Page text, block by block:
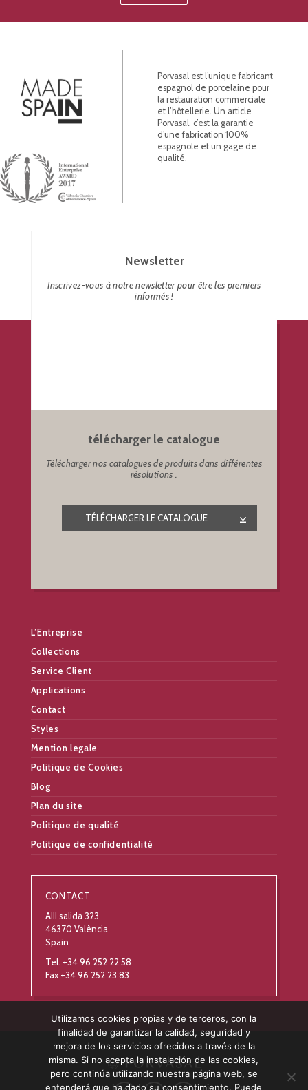
Porvasal est l’unique fabricant
espagnol de porcelaine pour
la restauration commerciale
et l’hôtellerie. Un article
Porvasal, c’est la garantie
d’une fabrication 100%
espagnole et un gage de
qualité.
Newsletter
Inscrivez-vous à notre newsletter pour être les premiers
informés !
télécharger le catalogue
Télécharger nos catalogues de produits dans différentes
résolutions .
TÉLÉCHARGER LE CATALOGUE
L’Entreprise
Collections
Service Client
Applications
Contact
Styles
Mention legale
Politique de Cookies
Blog
Plan du site
Politique de qualité
Politique de confidentialité
CONTACT
AIII salida 323
46370 València
Spain
Tel. +34 96 252 22 58
Fax +34 96 252 23 83
Utilizamos cookies propias y de terceros, con la
finalidad de garantizar la calidad, seguridad y
mejora de los servicios ofrecidos a través de la
misma. Si no acepta la instalación de las cookies,
pero continúa utilizando nuestra página web, se
entenderá que ha dado su consentimiento. Puede